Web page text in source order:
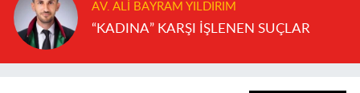
AV. ALI BAYRAM YILDIRIM
“KADINA” KARŞI İŞLENEN SUÇLAR